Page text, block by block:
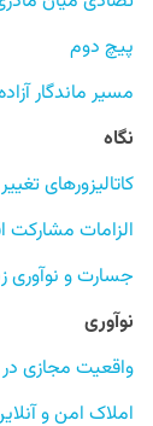
پیچ دوم
مسیر ماندگار
نگاه
کاتالیزورهای تغییر
الزامات مشارکت
جسارت و نوآوری
نوآوری
واقعیت مجازی
املاک امن و